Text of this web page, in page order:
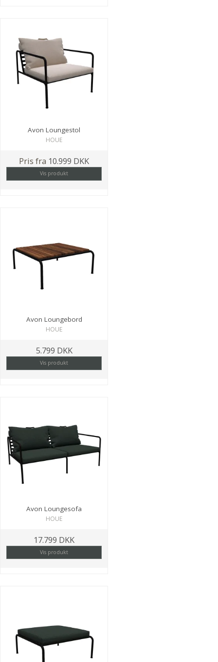
Avon Loungestol
HOUE
Pris fra 10.999 DKK
Vis produkt
Avon Loungebord
HOUE
5.799 DKK
Vis produkt
Avon Loungesofa
HOUE
17.799 DKK
Vis produkt